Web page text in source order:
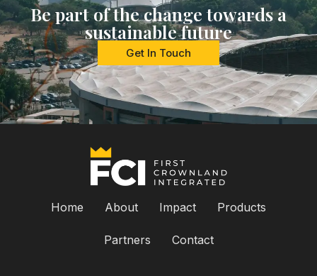
Be part of the change towards a
sustainable future
Get In Touch
Home About Impact Products
Partners Contact